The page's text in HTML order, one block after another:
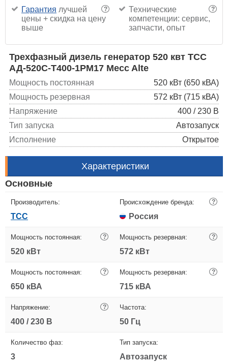
?
Гарантия лучшей
цены + скидка на цену
выше
?
Технические
компетенции: сервис,
запчасти, опыт
Трехфазный дизель генератор 520 квт ТСС
АД-520С-Т400-1РМ17 Mecc Alte
Мощность постоянная
520 кВт (650 кВА)
Мощность резервная
572 кВт (715 кВА)
Напряжение
400 / 230 В
Тип запуска
Автозапуск
Исполнение
Открытое
Характеристики
Основные
Производитель:
ТСС
Происхождение бренда: ?
Россия
Мощность постоянная: ?
520 кВт
Мощность резервная: ?
572 кВт
Мощность постоянная: ?
650 кВА
Мощность резервная: ?
715 кВА
Напряжение: ?
400 / 230 В
Частота:
50 Гц
Количество фаз:
3
Тип запуска:
Автозапуск